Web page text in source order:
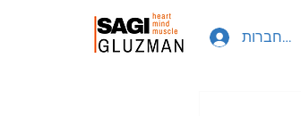
להתחברות